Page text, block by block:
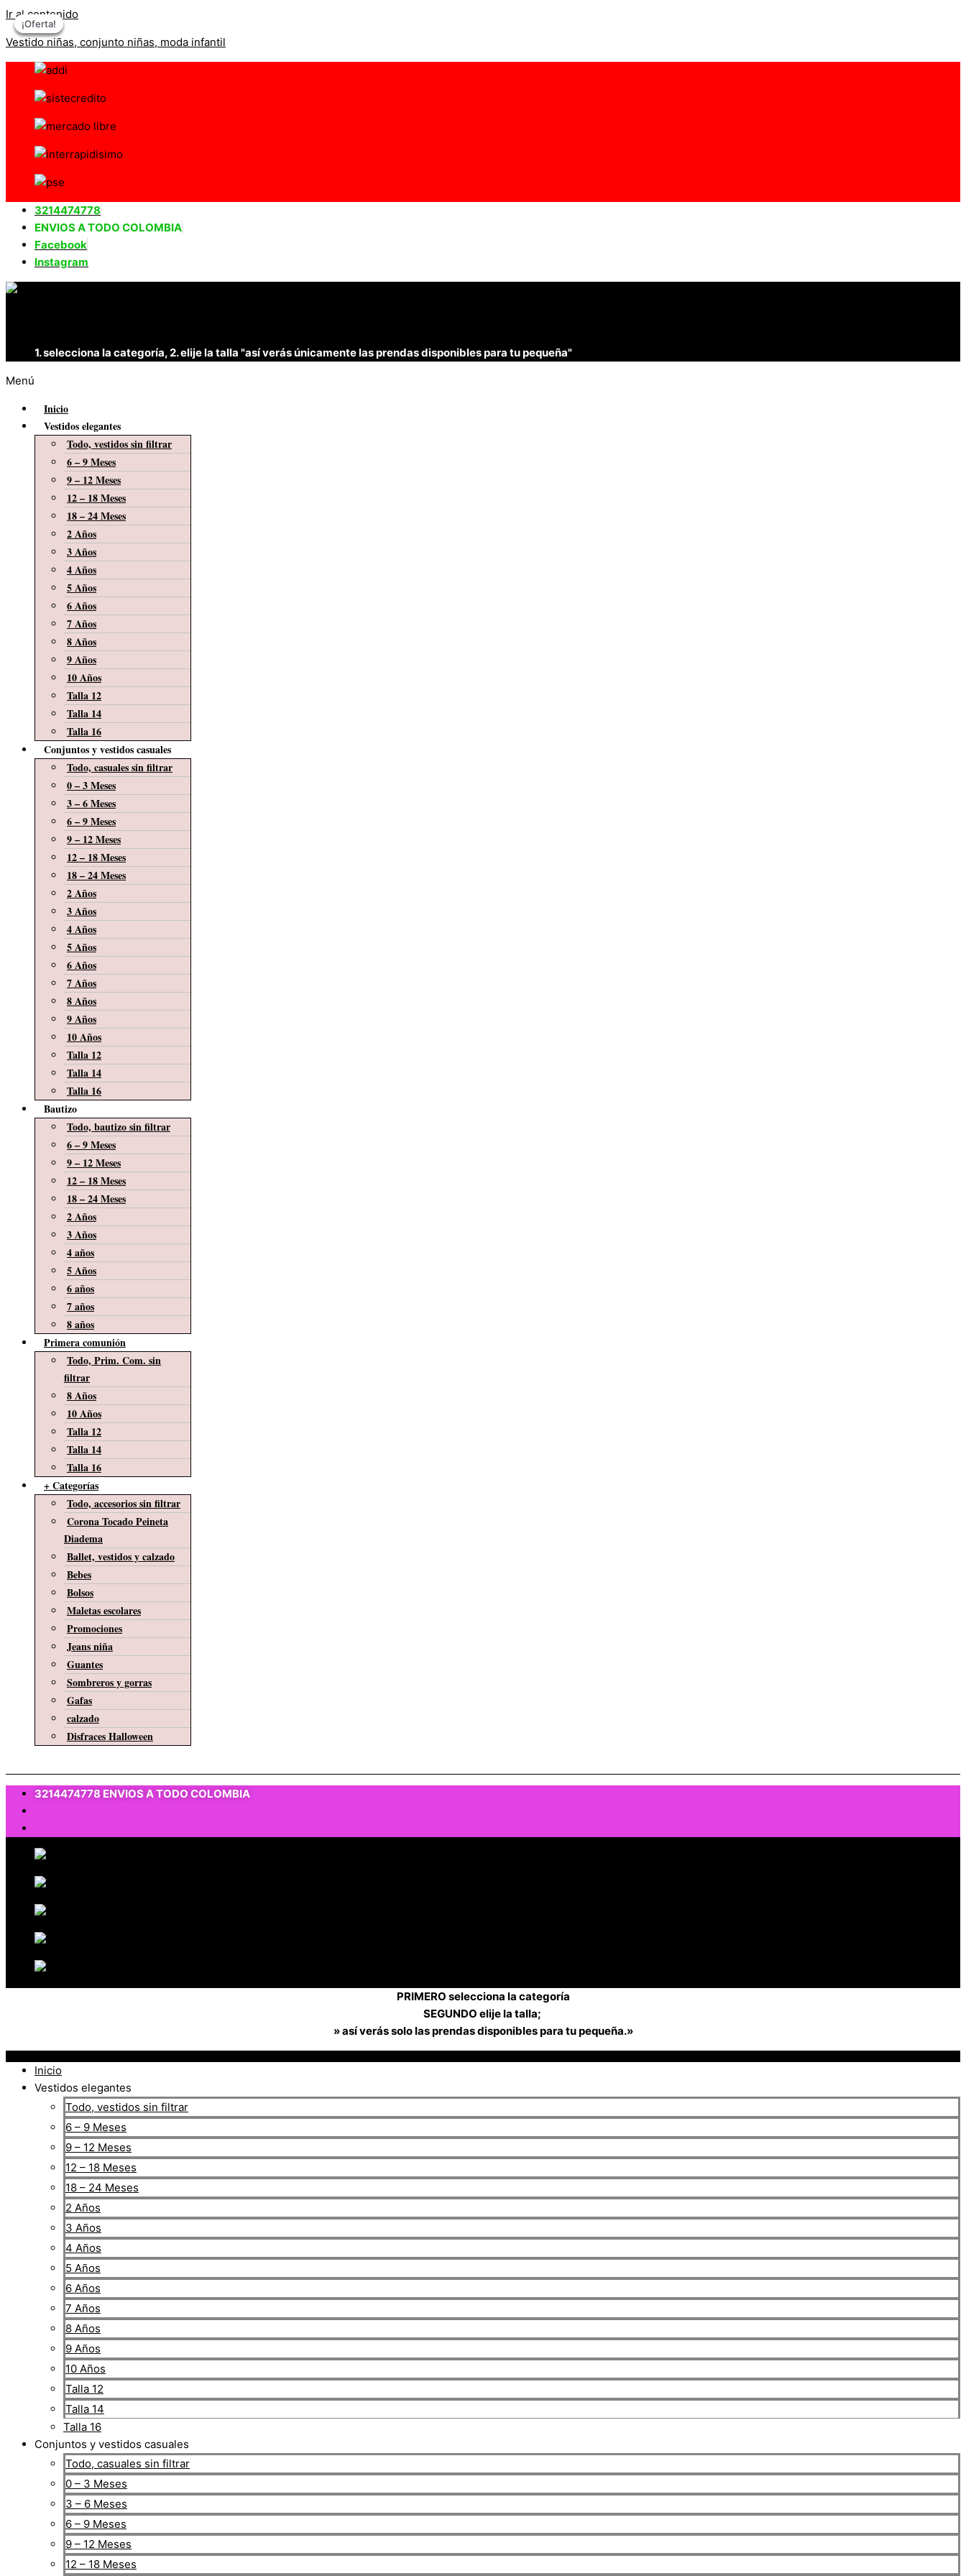
Ir al contenido
Vestido niñas, conjunto niñas, moda infantil
3214474778
ENVIOS A TODO COLOMBIA
Facebook
Instagram
1. selecciona la categoría, 2. elije la talla "así verás únicamente las prendas disponibles para tu pequeña"
Menú
Inicio
Vestidos elegantes
Todo, vestidos sin filtrar
6 – 9 Meses
9 – 12 Meses
12 – 18 Meses
18 – 24 Meses
2 Años
3 Años
4 Años
5 Años
6 Años
7 Años
8 Años
9 Años
10 Años
Talla 12
Talla 14
Talla 16
Conjuntos y vestidos casuales
Todo, casuales sin filtrar
0 – 3 Meses
3 – 6 Meses
6 – 9 Meses
9 – 12 Meses
12 – 18 Meses
18 – 24 Meses
2 Años
3 Años
4 Años
5 Años
6 Años
7 Años
8 Años
9 Años
10 Años
Talla 12
Talla 14
Talla 16
Bautizo
Todo, bautizo sin filtrar
6 – 9 Meses
9 – 12 Meses
12 – 18 Meses
18 – 24 Meses
2 Años
3 Años
4 años
5 Años
6 años
7 años
8 años
Primera comunión
Todo, Prim. Com. sin
filtrar
8 Años
10 Años
Talla 12
Talla 14
Talla 16
+ Categorías
Todo, accesorios sin filtrar
Corona Tocado Peineta
Diadema
Ballet, vestidos y calzado
Bebes
Bolsos
Maletas escolares
Promociones
Jeans niña
Guantes
Sombreros y gorras
Gafas
calzado
Disfraces Halloween
3214474778 ENVIOS A TODO COLOMBIA
PRIMERO selecciona la categoría
SEGUNDO elije la talla;
» así verás solo las prendas disponibles para tu pequeña.»
Inicio
Vestidos elegantes
Todo, vestidos sin filtrar
6 – 9 Meses
9 – 12 Meses
12 – 18 Meses
18 – 24 Meses
2 Años
3 Años
4 Años
5 Años
6 Años
7 Años
8 Años
9 Años
10 Años
Talla 12
Talla 14
Talla 16
Conjuntos y vestidos casuales
Todo, casuales sin filtrar
0 – 3 Meses
3 – 6 Meses
6 – 9 Meses
9 – 12 Meses
12 – 18 Meses
¡Oferta!
¡Oferta!
¡Oferta!
¡Oferta!